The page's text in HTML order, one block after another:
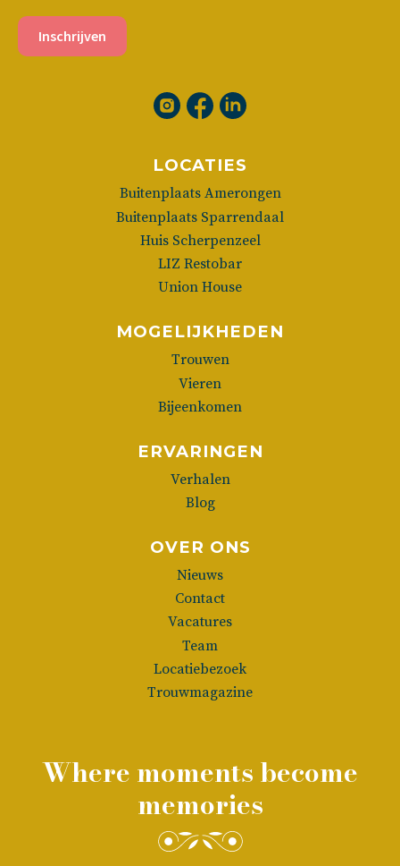
Inschrijven
LOCATIES
Buitenplaats Amerongen
Buitenplaats Sparrendaal
Huis Scherpenzeel
LIZ Restobar
Union House
MOGELIJKHEDEN
Trouwen
Vieren
Bijeenkomen
ERVARINGEN
Verhalen
Blog
OVER ONS
Nieuws
Contact
Vacatures
Team
Locatiebezoek
Trouwmagazine
Where moments become
memories